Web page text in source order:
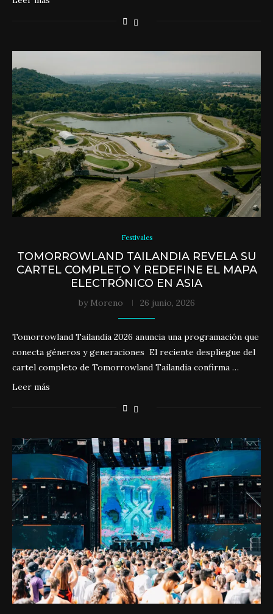
Festivales
TOMORROWLAND TAILANDIA REVELA SU
CARTEL COMPLETO Y REDEFINE EL MAPA
ELECTRÓNICO EN ASIA
by Moreno 26 junio, 2026
Tomorrowland Tailandia 2026 anuncia una programación que
conecta géneros y generaciones El reciente despliegue del
cartel completo de Tomorrowland Tailandia confirma …
Leer más